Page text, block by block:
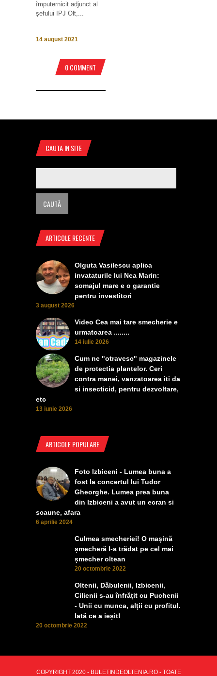
împuternicit adjunct al
şefului IPJ Olt,...
14 august 2021
0 COMMENT
CAUTA IN SITE
ARTICOLE RECENTE
Olguta Vasilescu aplica
invataturile lui Nea Marin:
somajul mare e o garantie
pentru investitori
3 august 2026
Video Cea mai tare smecherie e
urmatoarea ........
14 iulie 2026
Cum ne "otravesc" magazinele
de protectia plantelor. Ceri
contra manei, vanzatoarea iti da
si insecticid, pentru dezvoltare,
etc
13 iunie 2026
ARTICOLE POPULARE
Foto Izbiceni - Lumea buna a
fost la concertul lui Tudor
Gheorghe. Lumea prea buna
din Izbiceni a avut un ecran si
scaune, afara
6 aprilie 2024
Culmea smecheriei! O mașină
șmecheră l-a trădat pe cel mai
șmecher oltean
20 octombrie 2022
Oltenii, Dăbulenii, Izbicenii,
Cilienii s-au înfrățit cu Puchenii
- Unii cu munca, alții cu profitul.
Iată ce a ieșit!
20 octombrie 2022
COPYRIGHT 2020 - BULETINDEOLTENIA.RO - TOATE